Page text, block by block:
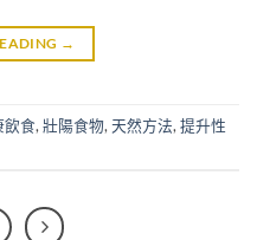
→
飲食, 壯陽食物, 天然方法, 提升性